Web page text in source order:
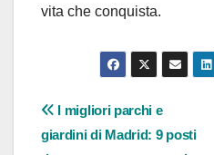
vita che conquista.
Navigazione
I migliori parchi e
giardini di Madrid: 9 posti